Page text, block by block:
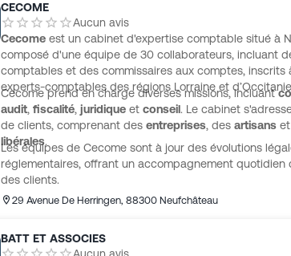
CECOME
Aucun avis
Cecome est un cabinet d'expertise comptable situé à
composé d'une équipe de 30 collaborateurs, incluant
comptables et des commissaires aux comptes, inscrits
experts-comptables des régions Lorraine et
Cecome prend en charge diverses missions, incluant
audit, fiscalité, juridique et conseil. Le cabinet
de clients, comprenant des entreprises, des artisans
libérales.
Les équipes de Cecome sont à jour des évolutions
réglementaires, offrant un accompagnement quotidien
des clients.
29 Avenue De Herringen, 88300 Neufchâteau
BATT ET ASSOCIES